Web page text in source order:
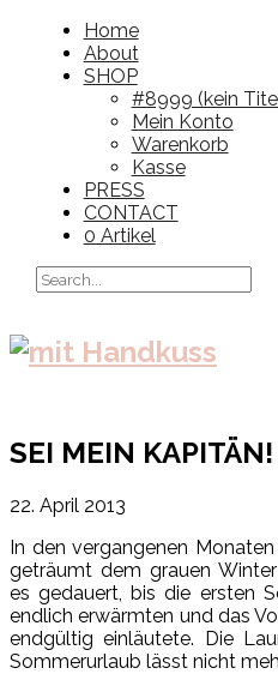
Home
About
SHOP
#8999 (kein
Mein Konto
Warenkorb
Kasse
PRESS
CONTACT
0 Artikel
SEI MEIN KAPITÄN!
22. April 2013
In den vergangenen
geträumt dem grauen
es gedauert, bis die ersten
endlich erwärmten und das
endgültig einläutete. Die
Sommerurlaub lässt nicht